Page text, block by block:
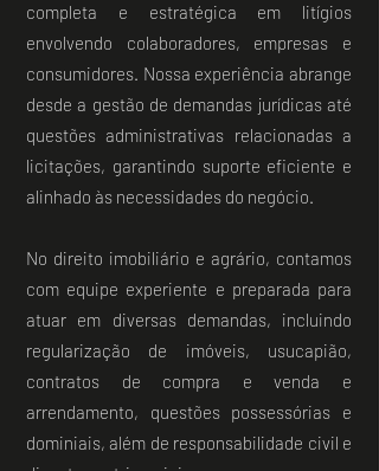
completa e estratégica em litígios
envolvendo colaboradores, empresas e
consumidores. Nossa experiência abrange
desde a gestão de demandas jurídicas até
questões administrativas relacionadas a
licitações, garantindo suporte eficiente e
alinhado às necessidades do negócio.
No direito imobiliário e agrário, contamos
com equipe experiente e preparada para
atuar em diversas demandas, incluindo
regularização de imóveis, usucapião,
contratos de compra e venda e
arrendamento, questões possessórias e
dominiais, além de responsabilidade civil e